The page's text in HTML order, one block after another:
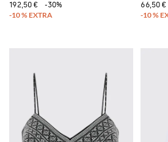
192,50 €
-30%
66,50 €